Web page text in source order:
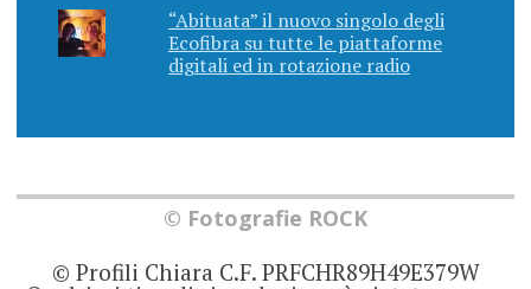
“Abituata” il nuovo singolo degli
Ecofibra su tutte le piattaforme
digitali ed in rotazione radio
© Fotografie ROCK
© Profili Chiara C.F. PRFCHR89H49E379W